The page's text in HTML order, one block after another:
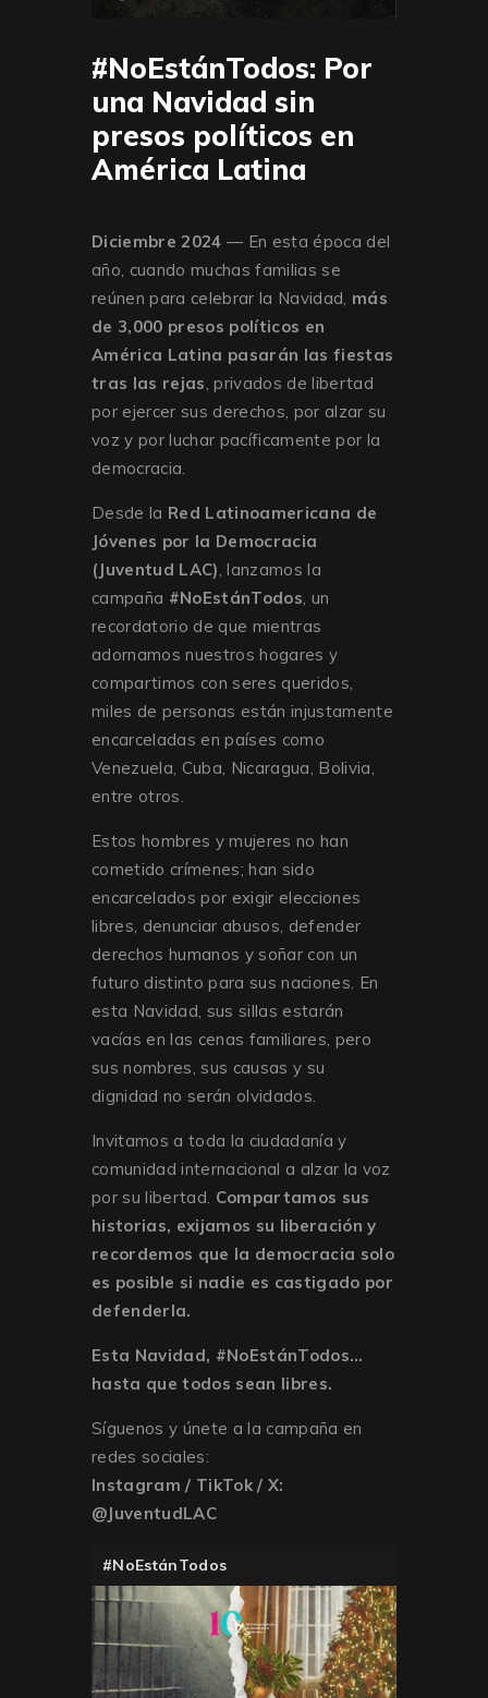
#NoEstánTodos: Por
una Navidad sin
presos políticos en
América Latina
Diciembre 2024 — En esta época del
año, cuando muchas familias se
reúnen para celebrar la Navidad, más
de 3,000 presos políticos en
América Latina pasarán las fiestas
tras las rejas, privados de libertad
por ejercer sus derechos, por alzar su
voz y por luchar pacíficamente por la
democracia.
Desde la Red Latinoamericana de
Jóvenes por la Democracia
(Juventud LAC), lanzamos la
campaña #NoEstánTodos, un
recordatorio de que mientras
adornamos nuestros hogares y
compartimos con seres queridos,
miles de personas están injustamente
encarceladas en países como
Venezuela, Cuba, Nicaragua, Bolivia,
entre otros.
Estos hombres y mujeres no han
cometido crímenes; han sido
encarcelados por exigir elecciones
libres, denunciar abusos, defender
derechos humanos y soñar con un
futuro distinto para sus naciones. En
esta Navidad, sus sillas estarán
vacías en las cenas familiares, pero
sus nombres, sus causas y su
dignidad no serán olvidados.
Invitamos a toda la ciudadanía y
comunidad internacional a alzar la voz
por su libertad. Compartamos sus
historias, exijamos su liberación y
recordemos que la democracia solo
es posible si nadie es castigado por
defenderla.
Esta Navidad, #NoEstánTodos…
hasta que todos sean libres.
Síguenos y únete a la campaña en
redes sociales:
Instagram / TikTok / X:
@JuventudLAC
#NoEstánTodos